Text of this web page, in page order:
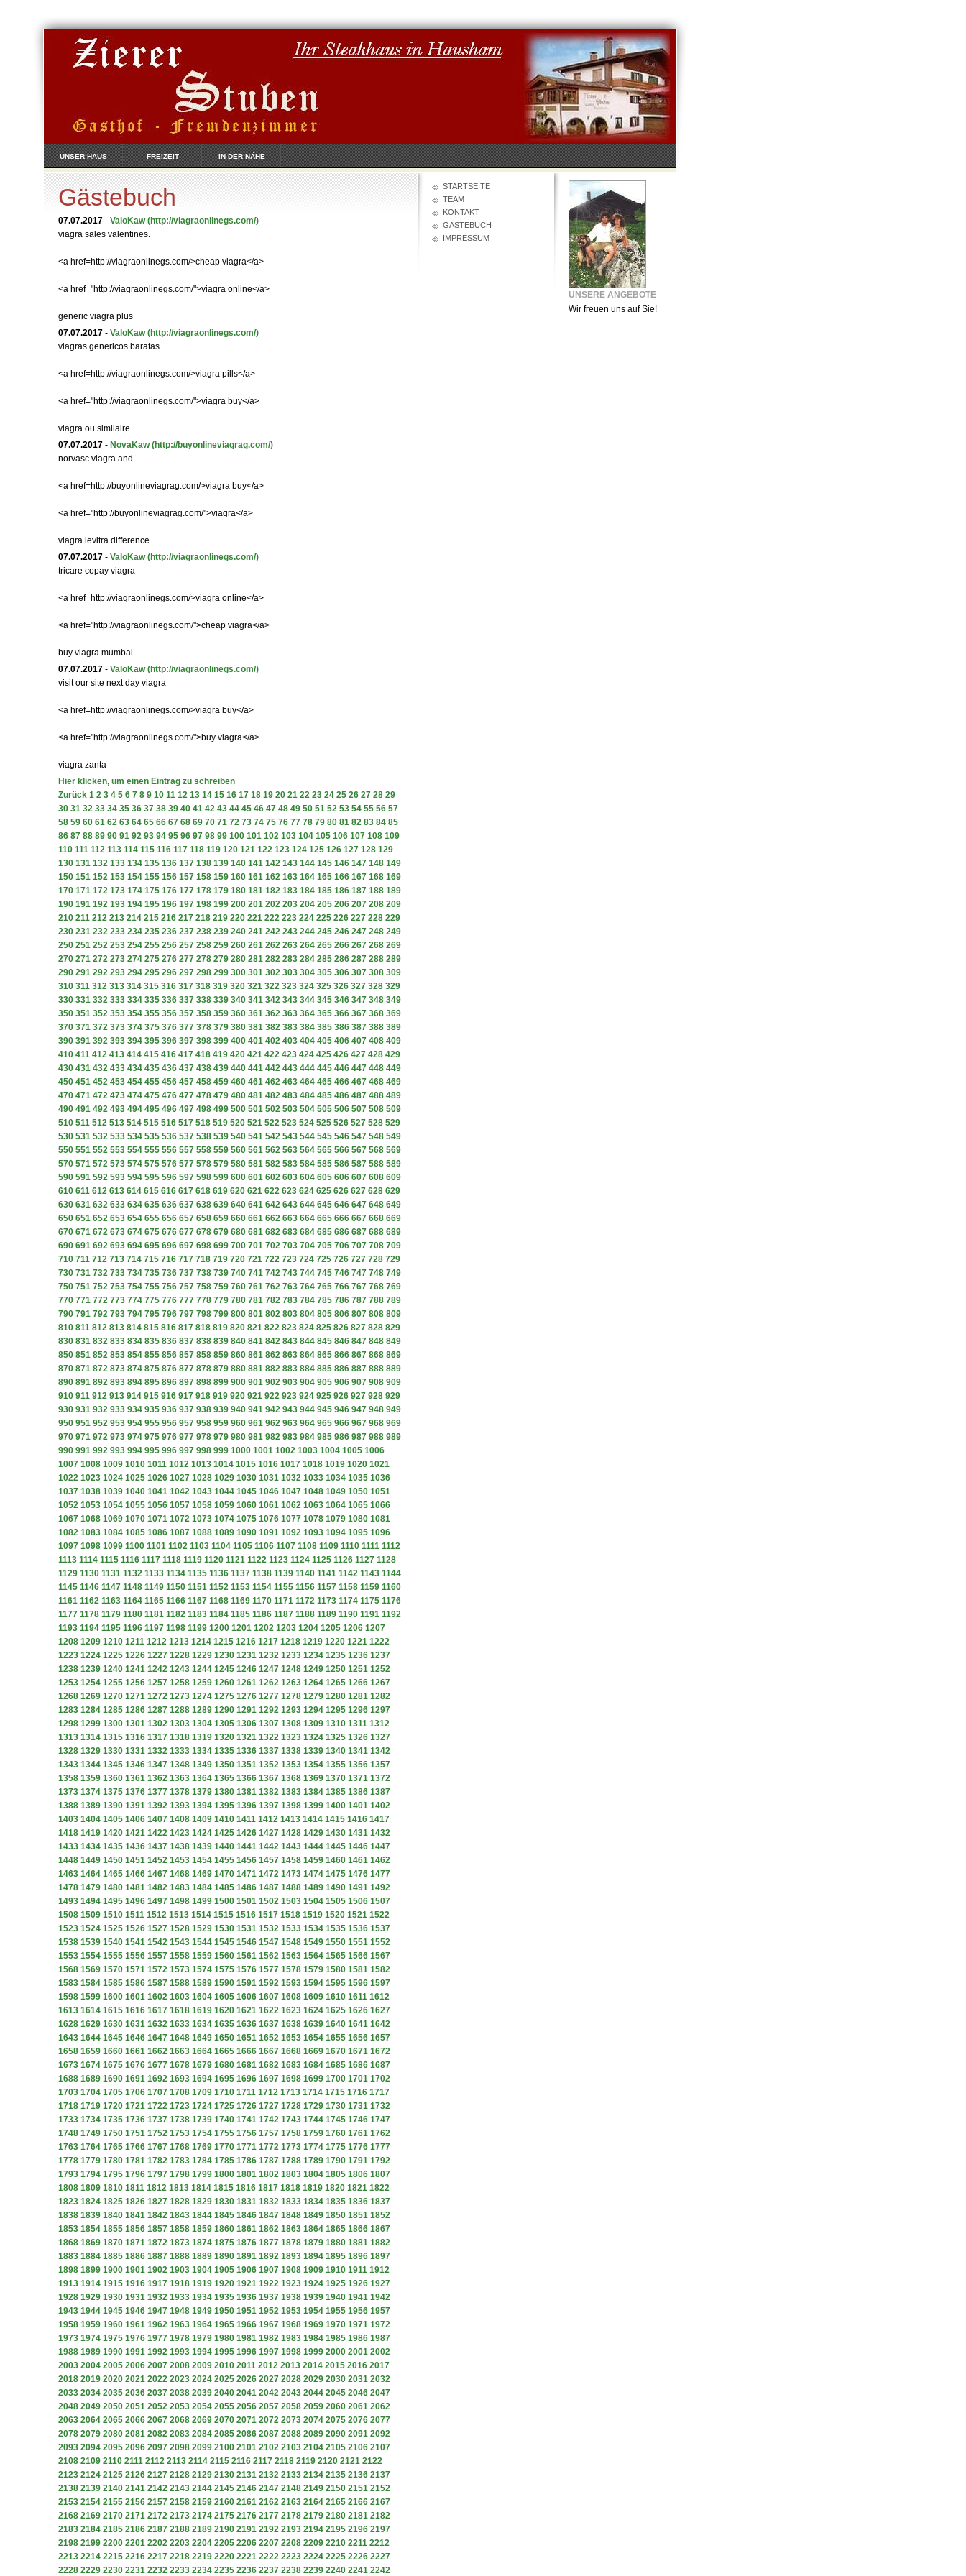
UNSER HAUS FREIZEIT IN DER NÄHE
STARTSEITE
TEAM
KONTAKT
GÄSTEBUCH
IMPRESSUM
Gästebuch
07.07.2017 - ValoKaw (http://viagraonlinegs.com/)
viagra sales valentines.
<a href=http://viagraonlinegs.com/>cheap viagra</a>
<a href="http://viagraonlinegs.com/">viagra online</a>
generic viagra plus
07.07.2017 - ValoKaw (http://viagraonlinegs.com/)
viagras genericos baratas
<a href=http://viagraonlinegs.com/>viagra pills</a>
<a href="http://viagraonlinegs.com/">viagra buy</a>
viagra ou similaire
07.07.2017 - NovaKaw (http://buyonlineviagrag.com/)
norvasc viagra and
<a href=http://buyonlineviagrag.com/>viagra buy</a>
<a href="http://buyonlineviagrag.com/">viagra</a>
viagra levitra difference
07.07.2017 - ValoKaw (http://viagraonlinegs.com/)
tricare copay viagra
<a href=http://viagraonlinegs.com/>viagra online</a>
<a href="http://viagraonlinegs.com/">cheap viagra</a>
buy viagra mumbai
07.07.2017 - ValoKaw (http://viagraonlinegs.com/)
visit our site next day viagra
<a href=http://viagraonlinegs.com/>viagra buy</a>
<a href="http://viagraonlinegs.com/">buy viagra</a>
viagra zanta
Hier klicken, um einen Eintrag zu schreiben
Zurück 1 2 3 4 5 6 7 8 9 10 11 12 13 14 15 16 17 18 19 20 21 22 23 24 25 26 27 28 29
30 31 32 33 34 35 36 37 38 39 40 41 42 43 44 45 46 47 48 49 50 51 52 53 54 55 56 57
58 59 60 61 62 63 64 65 66 67 68 69 70 71 72 73 74 75 76 77 78 79 80 81 82 83 84 85
86 87 88 89 90 91 92 93 94 95 96 97 98 99 100 101 102 103 104 105 106 107 108 109
110 111 112 113 114 115 116 117 118 119 120 121 122 123 124 125 126 127 128 129
130 131 132 133 134 135 136 137 138 139 140 141 142 143 144 145 146 147 148 149
150 151 152 153 154 155 156 157 158 159 160 161 162 163 164 165 166 167 168 169
170 171 172 173 174 175 176 177 178 179 180 181 182 183 184 185 186 187 188 189
190 191 192 193 194 195 196 197 198 199 200 201 202 203 204 205 206 207 208 209
210 211 212 213 214 215 216 217 218 219 220 221 222 223 224 225 226 227 228 229
230 231 232 233 234 235 236 237 238 239 240 241 242 243 244 245 246 247 248 249
250 251 252 253 254 255 256 257 258 259 260 261 262 263 264 265 266 267 268 269
270 271 272 273 274 275 276 277 278 279 280 281 282 283 284 285 286 287 288 289
290 291 292 293 294 295 296 297 298 299 300 301 302 303 304 305 306 307 308 309
310 311 312 313 314 315 316 317 318 319 320 321 322 323 324 325 326 327 328 329
330 331 332 333 334 335 336 337 338 339 340 341 342 343 344 345 346 347 348 349
350 351 352 353 354 355 356 357 358 359 360 361 362 363 364 365 366 367 368 369
370 371 372 373 374 375 376 377 378 379 380 381 382 383 384 385 386 387 388 389
390 391 392 393 394 395 396 397 398 399 400 401 402 403 404 405 406 407 408 409
410 411 412 413 414 415 416 417 418 419 420 421 422 423 424 425 426 427 428 429
430 431 432 433 434 435 436 437 438 439 440 441 442 443 444 445 446 447 448 449
450 451 452 453 454 455 456 457 458 459 460 461 462 463 464 465 466 467 468 469
470 471 472 473 474 475 476 477 478 479 480 481 482 483 484 485 486 487 488 489
490 491 492 493 494 495 496 497 498 499 500 501 502 503 504 505 506 507 508 509
510 511 512 513 514 515 516 517 518 519 520 521 522 523 524 525 526 527 528 529
530 531 532 533 534 535 536 537 538 539 540 541 542 543 544 545 546 547 548 549
550 551 552 553 554 555 556 557 558 559 560 561 562 563 564 565 566 567 568 569
570 571 572 573 574 575 576 577 578 579 580 581 582 583 584 585 586 587 588 589
590 591 592 593 594 595 596 597 598 599 600 601 602 603 604 605 606 607 608 609
610 611 612 613 614 615 616 617 618 619 620 621 622 623 624 625 626 627 628 629
630 631 632 633 634 635 636 637 638 639 640 641 642 643 644 645 646 647 648 649
650 651 652 653 654 655 656 657 658 659 660 661 662 663 664 665 666 667 668 669
670 671 672 673 674 675 676 677 678 679 680 681 682 683 684 685 686 687 688 689
690 691 692 693 694 695 696 697 698 699 700 701 702 703 704 705 706 707 708 709
710 711 712 713 714 715 716 717 718 719 720 721 722 723 724 725 726 727 728 729
730 731 732 733 734 735 736 737 738 739 740 741 742 743 744 745 746 747 748 749
750 751 752 753 754 755 756 757 758 759 760 761 762 763 764 765 766 767 768 769
770 771 772 773 774 775 776 777 778 779 780 781 782 783 784 785 786 787 788 789
790 791 792 793 794 795 796 797 798 799 800 801 802 803 804 805 806 807 808 809
810 811 812 813 814 815 816 817 818 819 820 821 822 823 824 825 826 827 828 829
830 831 832 833 834 835 836 837 838 839 840 841 842 843 844 845 846 847 848 849
850 851 852 853 854 855 856 857 858 859 860 861 862 863 864 865 866 867 868 869
870 871 872 873 874 875 876 877 878 879 880 881 882 883 884 885 886 887 888 889
890 891 892 893 894 895 896 897 898 899 900 901 902 903 904 905 906 907 908 909
910 911 912 913 914 915 916 917 918 919 920 921 922 923 924 925 926 927 928 929
930 931 932 933 934 935 936 937 938 939 940 941 942 943 944 945 946 947 948 949
950 951 952 953 954 955 956 957 958 959 960 961 962 963 964 965 966 967 968 969
970 971 972 973 974 975 976 977 978 979 980 981 982 983 984 985 986 987 988 989
990 991 992 993 994 995 996 997 998 999 1000 1001 1002 1003 1004 1005 1006
1007 1008 1009 1010 1011 1012 1013 1014 1015 1016 1017 1018 1019 1020 1021
1022 1023 1024 1025 1026 1027 1028 1029 1030 1031 1032 1033 1034 1035 1036
1037 1038 1039 1040 1041 1042 1043 1044 1045 1046 1047 1048 1049 1050 1051
1052 1053 1054 1055 1056 1057 1058 1059 1060 1061 1062 1063 1064 1065 1066
1067 1068 1069 1070 1071 1072 1073 1074 1075 1076 1077 1078 1079 1080 1081
1082 1083 1084 1085 1086 1087 1088 1089 1090 1091 1092 1093 1094 1095 1096
1097 1098 1099 1100 1101 1102 1103 1104 1105 1106 1107 1108 1109 1110 1111 1112
1113 1114 1115 1116 1117 1118 1119 1120 1121 1122 1123 1124 1125 1126 1127 1128
1129 1130 1131 1132 1133 1134 1135 1136 1137 1138 1139 1140 1141 1142 1143 1144
1145 1146 1147 1148 1149 1150 1151 1152 1153 1154 1155 1156 1157 1158 1159 1160
1161 1162 1163 1164 1165 1166 1167 1168 1169 1170 1171 1172 1173 1174 1175 1176
1177 1178 1179 1180 1181 1182 1183 1184 1185 1186 1187 1188 1189 1190 1191 1192
1193 1194 1195 1196 1197 1198 1199 1200 1201 1202 1203 1204 1205 1206 1207
1208 1209 1210 1211 1212 1213 1214 1215 1216 1217 1218 1219 1220 1221 1222
1223 1224 1225 1226 1227 1228 1229 1230 1231 1232 1233 1234 1235 1236 1237
1238 1239 1240 1241 1242 1243 1244 1245 1246 1247 1248 1249 1250 1251 1252
1253 1254 1255 1256 1257 1258 1259 1260 1261 1262 1263 1264 1265 1266 1267
1268 1269 1270 1271 1272 1273 1274 1275 1276 1277 1278 1279 1280 1281 1282
1283 1284 1285 1286 1287 1288 1289 1290 1291 1292 1293 1294 1295 1296 1297
1298 1299 1300 1301 1302 1303 1304 1305 1306 1307 1308 1309 1310 1311 1312
1313 1314 1315 1316 1317 1318 1319 1320 1321 1322 1323 1324 1325 1326 1327
1328 1329 1330 1331 1332 1333 1334 1335 1336 1337 1338 1339 1340 1341 1342
1343 1344 1345 1346 1347 1348 1349 1350 1351 1352 1353 1354 1355 1356 1357
1358 1359 1360 1361 1362 1363 1364 1365 1366 1367 1368 1369 1370 1371 1372
1373 1374 1375 1376 1377 1378 1379 1380 1381 1382 1383 1384 1385 1386 1387
1388 1389 1390 1391 1392 1393 1394 1395 1396 1397 1398 1399 1400 1401 1402
1403 1404 1405 1406 1407 1408 1409 1410 1411 1412 1413 1414 1415 1416 1417
1418 1419 1420 1421 1422 1423 1424 1425 1426 1427 1428 1429 1430 1431 1432
1433 1434 1435 1436 1437 1438 1439 1440 1441 1442 1443 1444 1445 1446 1447
1448 1449 1450 1451 1452 1453 1454 1455 1456 1457 1458 1459 1460 1461 1462
1463 1464 1465 1466 1467 1468 1469 1470 1471 1472 1473 1474 1475 1476 1477
1478 1479 1480 1481 1482 1483 1484 1485 1486 1487 1488 1489 1490 1491 1492
1493 1494 1495 1496 1497 1498 1499 1500 1501 1502 1503 1504 1505 1506 1507
1508 1509 1510 1511 1512 1513 1514 1515 1516 1517 1518 1519 1520 1521 1522
1523 1524 1525 1526 1527 1528 1529 1530 1531 1532 1533 1534 1535 1536 1537
1538 1539 1540 1541 1542 1543 1544 1545 1546 1547 1548 1549 1550 1551 1552
1553 1554 1555 1556 1557 1558 1559 1560 1561 1562 1563 1564 1565 1566 1567
1568 1569 1570 1571 1572 1573 1574 1575 1576 1577 1578 1579 1580 1581 1582
1583 1584 1585 1586 1587 1588 1589 1590 1591 1592 1593 1594 1595 1596 1597
1598 1599 1600 1601 1602 1603 1604 1605 1606 1607 1608 1609 1610 1611 1612
1613 1614 1615 1616 1617 1618 1619 1620 1621 1622 1623 1624 1625 1626 1627
1628 1629 1630 1631 1632 1633 1634 1635 1636 1637 1638 1639 1640 1641 1642
1643 1644 1645 1646 1647 1648 1649 1650 1651 1652 1653 1654 1655 1656 1657
1658 1659 1660 1661 1662 1663 1664 1665 1666 1667 1668 1669 1670 1671 1672
1673 1674 1675 1676 1677 1678 1679 1680 1681 1682 1683 1684 1685 1686 1687
1688 1689 1690 1691 1692 1693 1694 1695 1696 1697 1698 1699 1700 1701 1702
1703 1704 1705 1706 1707 1708 1709 1710 1711 1712 1713 1714 1715 1716 1717
1718 1719 1720 1721 1722 1723 1724 1725 1726 1727 1728 1729 1730 1731 1732
1733 1734 1735 1736 1737 1738 1739 1740 1741 1742 1743 1744 1745 1746 1747
1748 1749 1750 1751 1752 1753 1754 1755 1756 1757 1758 1759 1760 1761 1762
1763 1764 1765 1766 1767 1768 1769 1770 1771 1772 1773 1774 1775 1776 1777
1778 1779 1780 1781 1782 1783 1784 1785 1786 1787 1788 1789 1790 1791 1792
1793 1794 1795 1796 1797 1798 1799 1800 1801 1802 1803 1804 1805 1806 1807
1808 1809 1810 1811 1812 1813 1814 1815 1816 1817 1818 1819 1820 1821 1822
1823 1824 1825 1826 1827 1828 1829 1830 1831 1832 1833 1834 1835 1836 1837
1838 1839 1840 1841 1842 1843 1844 1845 1846 1847 1848 1849 1850 1851 1852
1853 1854 1855 1856 1857 1858 1859 1860 1861 1862 1863 1864 1865 1866 1867
1868 1869 1870 1871 1872 1873 1874 1875 1876 1877 1878 1879 1880 1881 1882
1883 1884 1885 1886 1887 1888 1889 1890 1891 1892 1893 1894 1895 1896 1897
1898 1899 1900 1901 1902 1903 1904 1905 1906 1907 1908 1909 1910 1911 1912
1913 1914 1915 1916 1917 1918 1919 1920 1921 1922 1923 1924 1925 1926 1927
1928 1929 1930 1931 1932 1933 1934 1935 1936 1937 1938 1939 1940 1941 1942
1943 1944 1945 1946 1947 1948 1949 1950 1951 1952 1953 1954 1955 1956 1957
1958 1959 1960 1961 1962 1963 1964 1965 1966 1967 1968 1969 1970 1971 1972
1973 1974 1975 1976 1977 1978 1979 1980 1981 1982 1983 1984 1985 1986 1987
1988 1989 1990 1991 1992 1993 1994 1995 1996 1997 1998 1999 2000 2001 2002
2003 2004 2005 2006 2007 2008 2009 2010 2011 2012 2013 2014 2015 2016 2017
2018 2019 2020 2021 2022 2023 2024 2025 2026 2027 2028 2029 2030 2031 2032
2033 2034 2035 2036 2037 2038 2039 2040 2041 2042 2043 2044 2045 2046 2047
2048 2049 2050 2051 2052 2053 2054 2055 2056 2057 2058 2059 2060 2061 2062
2063 2064 2065 2066 2067 2068 2069 2070 2071 2072 2073 2074 2075 2076 2077
2078 2079 2080 2081 2082 2083 2084 2085 2086 2087 2088 2089 2090 2091 2092
2093 2094 2095 2096 2097 2098 2099 2100 2101 2102 2103 2104 2105 2106 2107
2108 2109 2110 2111 2112 2113 2114 2115 2116 2117 2118 2119 2120 2121 2122
2123 2124 2125 2126 2127 2128 2129 2130 2131 2132 2133 2134 2135 2136 2137
2138 2139 2140 2141 2142 2143 2144 2145 2146 2147 2148 2149 2150 2151 2152
2153 2154 2155 2156 2157 2158 2159 2160 2161 2162 2163 2164 2165 2166 2167
2168 2169 2170 2171 2172 2173 2174 2175 2176 2177 2178 2179 2180 2181 2182
2183 2184 2185 2186 2187 2188 2189 2190 2191 2192 2193 2194 2195 2196 2197
2198 2199 2200 2201 2202 2203 2204 2205 2206 2207 2208 2209 2210 2211 2212
2213 2214 2215 2216 2217 2218 2219 2220 2221 2222 2223 2224 2225 2226 2227
2228 2229 2230 2231 2232 2233 2234 2235 2236 2237 2238 2239 2240 2241 2242
UNSERE ANGEBOTE
Wir freuen uns auf Sie!